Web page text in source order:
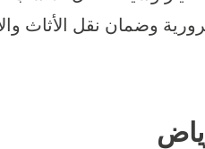
وضمان نقل الأثاث